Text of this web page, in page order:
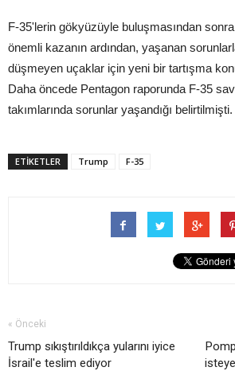
F-35'lerin gökyüzüyle buluşmasından
önemli kazanın ardından, yaşanan
düşmeyen uçaklar için yeni bir tartışma
Daha öncede Pentagon raporunda F-35
takımlarında sorunlar yaşandığı belirtilmişti.
ETİKETLER Trump F-35
« Önceki
Trump sıkıştırıldıkça yularını iyice
İsrail'e teslim ediyor